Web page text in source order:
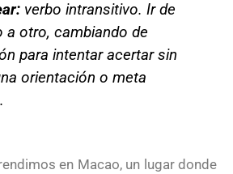
verbo intransitivo. Ir de
a otro, cambiando de
para intentar acertar sin
orientación o meta
en Macao, un lugar donde